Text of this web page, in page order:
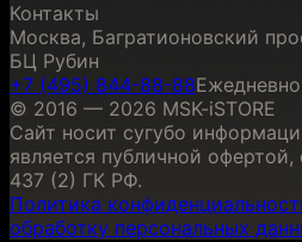
Контакты
Москва, Багратионовский
БЦ Рубин
+7 (495) 844-88-88
© 2016 — 2026 MSK-iSTORE
Сайт носит сугубо
является публичной
437 (2) ГК РФ.
Политика
обработку персональных